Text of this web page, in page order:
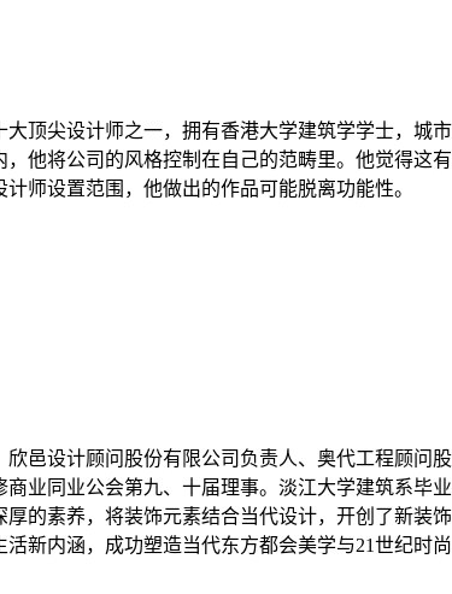
大顶尖设计师之一，拥有香港大学建筑学学士，
他将公司的风格控制在自己的范畴里。他觉得
师设置范围，他做出的作品可能脱离功能性。
欣邑设计顾问股份有限公司负责人、奥代工程顾
业同业公会第九、十届理事。淡江大学建筑系
的素养，将装饰元素结合当代设计，开创了新装
新内涵，成功塑造当代东方都会美学与21世纪时尚